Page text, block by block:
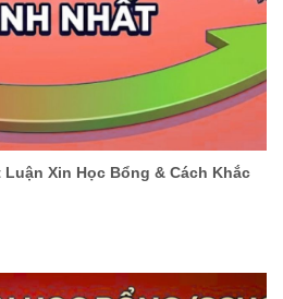
Xin Học Bổng & Cách Khắc